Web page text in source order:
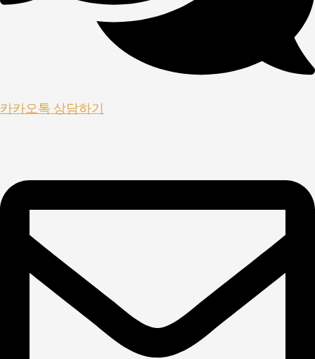
카카오톡 상담하기